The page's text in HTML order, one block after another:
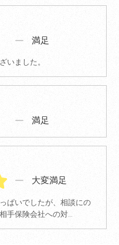
満足
いました。
満足
大変満足
ぱいでしたが、相談にの
手保険会社への対…